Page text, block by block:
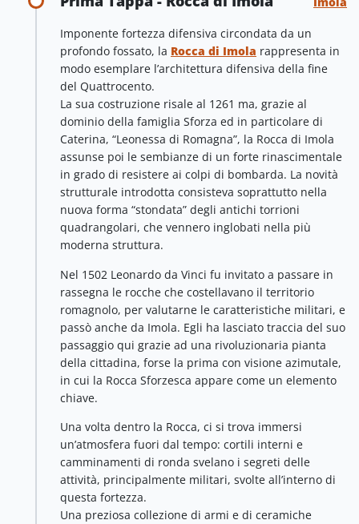
Imponente fortezza difensiva circondata da un
profondo fossato, la Rocca di Imola rappresenta in
modo esemplare l’architettura difensiva della fine
del Quattrocento.
La sua costruzione risale al 1261 ma, grazie al
dominio della famiglia Sforza ed in particolare di
Caterina, “Leonessa di Romagna”, la Rocca di Imola
assunse poi le sembianze di un forte rinascimentale
in grado di resistere ai colpi di bombarda. La novità
strutturale introdotta consisteva soprattutto nella
nuova forma “stondata” degli antichi torrioni
quadrangolari, che vennero inglobati nella più
moderna struttura.
Nel 1502 Leonardo da Vinci fu invitato a passare in
rassegna le rocche che costellavano il territorio
romagnolo, per valutarne le caratteristiche militari, e
passò anche da Imola. Egli ha lasciato traccia del suo
passaggio qui grazie ad una rivoluzionaria pianta
della cittadina, forse la prima con visione azimutale,
in cui la Rocca Sforzesca appare come un elemento
chiave.
Una volta dentro la Rocca, ci si trova immersi
un’atmosfera fuori dal tempo: cortili interni e
camminamenti di ronda svelano i segreti delle
attività, principalmente militari, svolte all’interno di
questa fortezza.
Una preziosa collezione di armi e di ceramiche